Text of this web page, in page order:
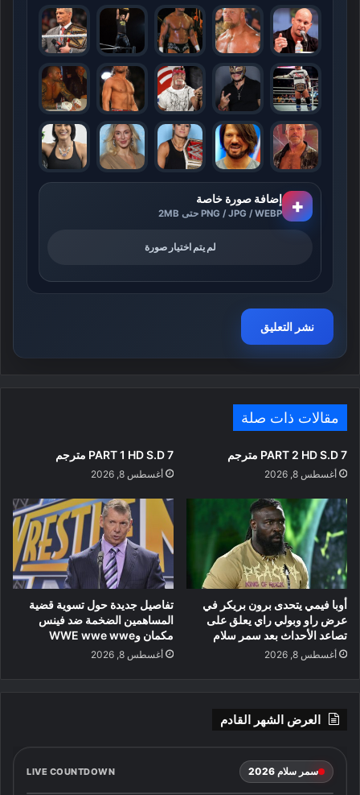
+ إضافة صورة خاصة
PNG / JPG / WEBP حتى 2MB
لم يتم اختيار صورة
مقالات ذات صلة
PART 2 HD S.D 7 مترجم
أغسطس 8, 2026
PART 1 HD S.D 7 مترجم
أغسطس 8, 2026
أوبا فيمي يتحدى برون بريكر في
عرض راو وبولي راي يعلق على
تصاعد الأحداث بعد سمر سلام
أغسطس 8, 2026
تفاصيل جديدة حول تسوية قضية
المساهمين الضخمة ضد فينس
مكمان وWWE wwe wwe
أغسطس 8, 2026
العرض الشهر القادم
سمر سلام 2026 LIVE COUNTDOWN